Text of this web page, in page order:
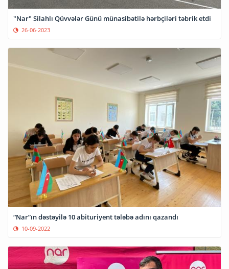
"Nar" Silahlı Qüvvələr Günü münasibətilə hərbçiləri təbrik etdi
26-06-2023
“Nar”ın dəstəyilə 10 abituriyent tələbə adını qazandı
10-09-2022